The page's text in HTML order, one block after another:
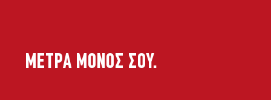
ΜΕΤΡΑ ΜΟΝΟΣ ΣΟΥ.